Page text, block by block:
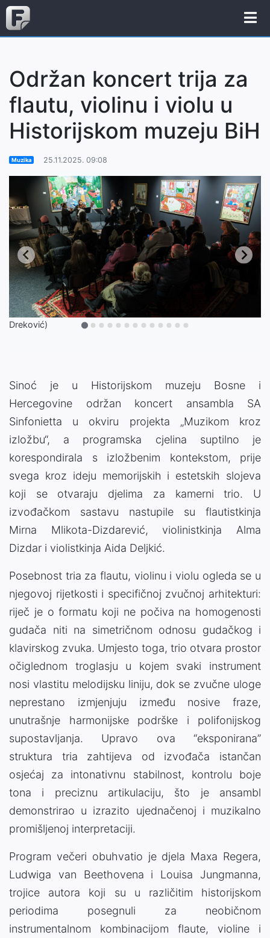
Održan koncert trija za
flautu, violinu i violu u
Historijskom muzeju BiH
Muzika 25.11.2025. 09:08
(Izvor: Udruženje "Strings Attached Sinfonietta"/Dženat
Dreković)
Sinoć je u Historijskom muzeju Bosne i
Hercegovine održan koncert ansambla SA
Sinfonietta u okviru projekta „Muzikom kroz
izložbu“, a programska cjelina suptilno je
korespondirala s izložbenim kontekstom, prije
svega kroz ideju memorijskih i estetskih slojeva
koji se otvaraju djelima za kamerni trio. U
izvođačkom sastavu nastupile su flautistkinja
Mirna Mlikota-Dizdarević, violinistkinja Alma
Dizdar i violistkinja Aida Deljkić.
Posebnost tria za flautu, violinu i violu ogleda se u
njegovoj rijetkosti i specifičnoj zvučnoj arhitekturi:
riječ je o formatu koji ne počiva na homogenosti
gudača niti na simetričnom odnosu gudačkog i
klavirskog zvuka. Umjesto toga, trio otvara prostor
očiglednom troglasju u kojem svaki instrument
nosi vlastitu melodijsku liniju, dok se zvučne uloge
neprestano izmjenjuju između nosive fraze,
unutrašnje harmonijske podrške i polifonijskog
supostavljanja. Upravo ova “eksponirana”
struktura tria zahtijeva od izvođača istančan
osjećaj za intonativnu stabilnost, kontrolu boje
tona i preciznu artikulaciju, što je ansambl
demonstrirao u izrazito ujednačenoj i muzikalno
promišljenoj interpretaciji.
Program večeri obuhvatio je djela Maxa Regera,
Ludwiga van Beethovena i Louisa Jungmanna,
trojice autora koji su u različitim historijskom
periodima posegnuli za neobičnom
instrumentalnom kombinacijom flaute, violine i